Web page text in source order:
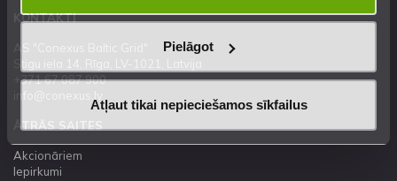
Pielāgot
Atļaut tikai nepieciešamos sīkfailus
KONTAKTI
+371 67 087 900
ĀTRĀS SAITES
Akcionāriem
Iepirkumi